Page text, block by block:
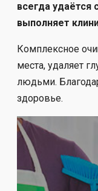
всегда удаётся
выполняет
Комплексное
места, удаляет
людьми.
здоровье.